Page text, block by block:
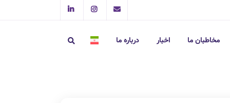
مخاطبان ما اخبار درباره ما